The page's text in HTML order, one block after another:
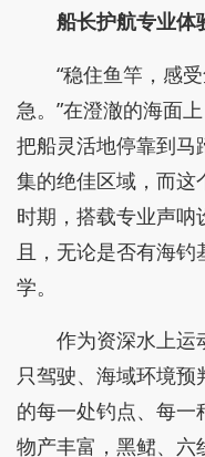
环境漂亮了，从窗
有空都会来散步。
通（毗邻青岛地铁2
滨海游的新名片，周
续攀升。
船长护航专业体
急。”在澄澈的海面
把船灵活地停靠到
集的绝佳区域，而这
时期，搭载专业声呐